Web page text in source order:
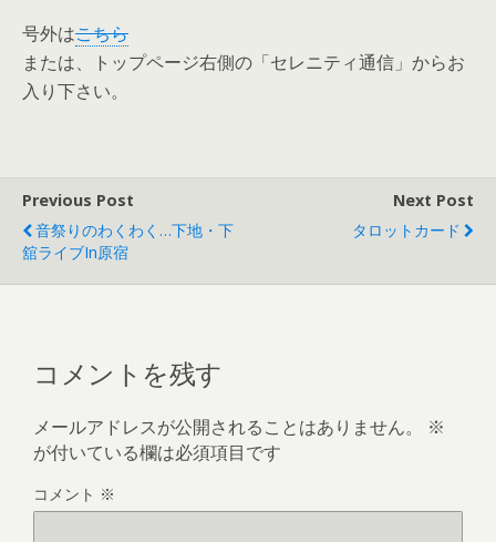
号外はこちら
または、トップページ右側の「セレニティ通信」からお
入り下さい。
Previous Post
音祭りのわくわく…下地・下
舘ライブin原宿
Next Post
タロットカード
コメントを残す
メールアドレスが公開されることはありません。
※
が付いている欄は必須項目です
コメント ※